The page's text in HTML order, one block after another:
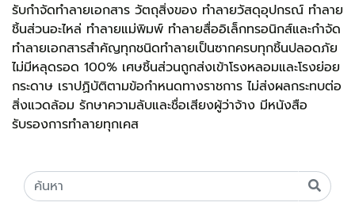
รับกำจัดทำลายเอกสาร วัตถุสิ่งของ ทำลายวัสดุอุปกรณ์ ทำลาย
ชิ้นส่วนอะไหล่ ทำลายแม่พิมพ์ ทำลายสื่ออิเล็กทรอนิกส์และกำจัด
ทำลายเอกสารสำคัญทุกชนิดทำลายเป็นซากครบทุกชิ้นปลอดภัย
ไม่มีหลุดรอด 100% เศษชิ้นส่วนถูกส่งเข้าโรงหลอมและโรงย่อย
กระดาษ เราปฏิบัติตามข้อกำหนดทางราชการ ไม่ส่งผลกระทบต่อ
สิ่งแวดล้อม รักษาความลับและชื่อเสียงผู้ว่าจ้าง มีหนังสือ
รับรองการทำลายทุกเคส